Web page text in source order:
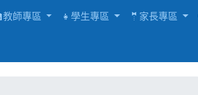
教師專區 👧學生專區 🤵家長專區